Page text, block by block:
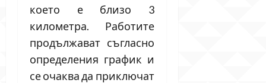
което е близо 3
километра. Работите
продължават съгласно
определения график и
се очаква да приключат